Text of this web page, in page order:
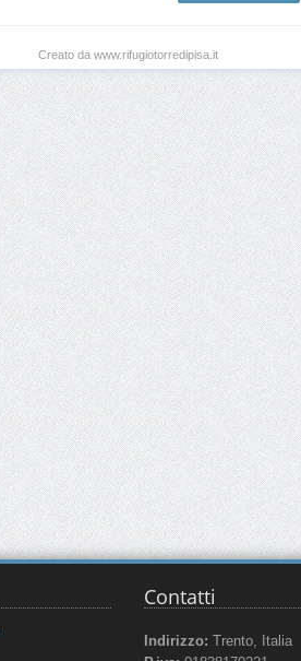
Creato da www.rifugiotorredipisa.it
Contatti
Indirizzo: Trento, Italia